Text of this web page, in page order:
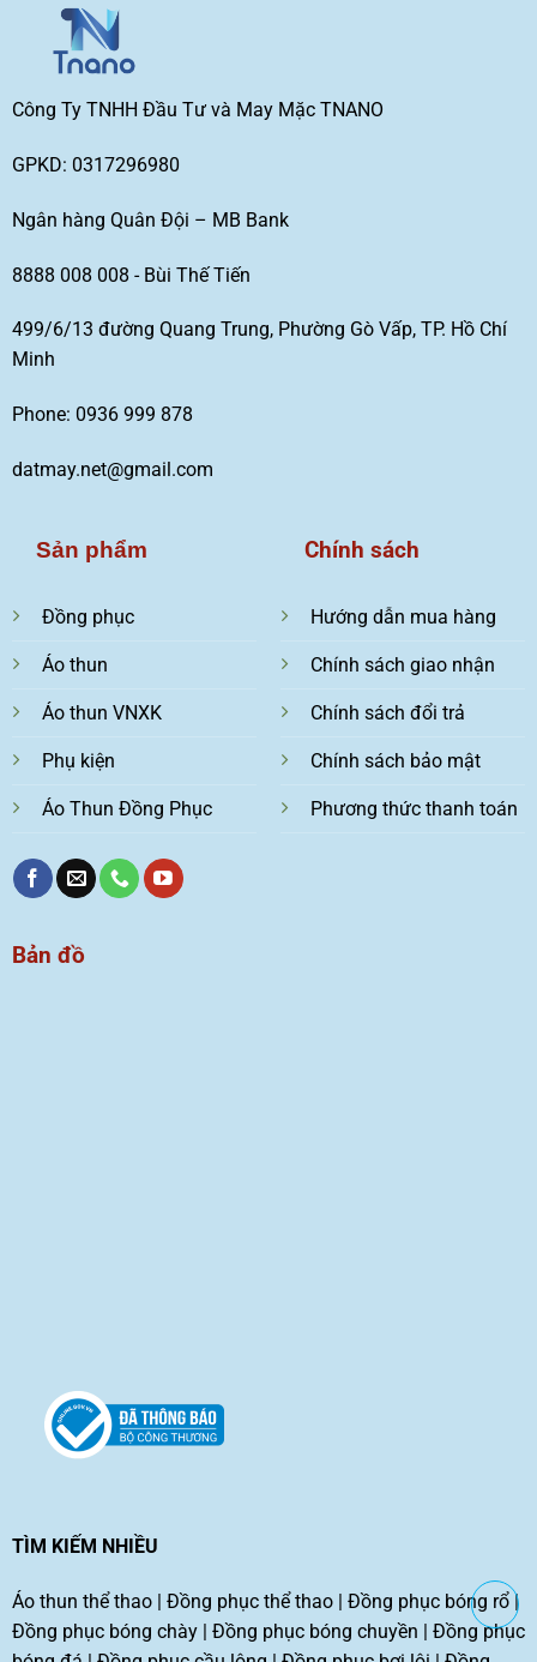
Công Ty TNHH Đầu Tư và May Mặc TNANO
GPKD: 0317296980
Ngân hàng Quân Đội – MB Bank
8888 008 008 - Bùi Thế Tiến
499/6/13 đường Quang Trung, Phường Gò Vấp, TP. Hồ Chí
Minh
Phone: 0936 999 878
datmay.net@gmail.com
Sản phẩm
Đồng phục
Áo thun
Áo thun VNXK
Phụ kiện
Áo Thun Đồng Phục
Chính sách
Hướng dẫn mua hàng
Chính sách giao nhận
Chính sách đổi trả
Chính sách bảo mật
Phương thức thanh toán
Bản đồ
TÌM KIẾM NHIỀU
Áo thun thể thao| Đồng phục thể thao| Đồng phục bóng rổ|
Đồng phục bóng chày| Đồng phục bóng chuyền | Đồng phục